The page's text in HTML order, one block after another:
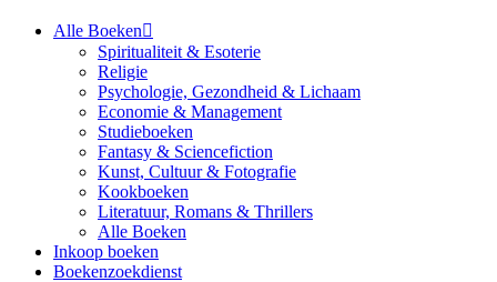
Alle Boeken
Spiritualiteit & Esoterie
Religie
Psychologie, Gezondheid & Lichaam
Economie & Management
Studieboeken
Fantasy & Sciencefiction
Kunst, Cultuur & Fotografie
Kookboeken
Literatuur, Romans & Thrillers
Alle Boeken
Inkoop boeken
Boekenzoekdienst